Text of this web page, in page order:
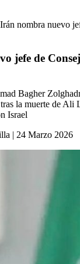
nombra nuevo
jefe de
Bagher
la muerte de Ali
Israel
| 24 Marzo 2026